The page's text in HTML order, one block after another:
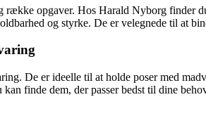
opgaver. Hos Harald Nyborg finder
og styrke. De er velegnede til at
De er ideelle til at holde poser med
finde dem, der passer bedst til dine